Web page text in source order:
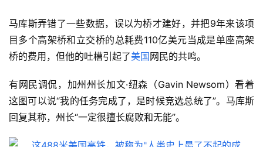
马库斯弄错了一些数据，误以为桥才建好，并把9年来该项
目多个高架桥和立交桥的总耗费110亿美元当成是单座高架
桥的费用，但他的吐槽引起了美国 网民的共鸣。
有网民调侃，加州州长加文·纽森（Gavin Newsom）看着
这图可以说“我的任务完成了，是时候竞选总统了”。马库斯
回复其称，州长“一定很擅长腐败和无能”。